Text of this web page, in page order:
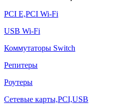
PCI E,PCI Wi-Fi
USB Wi-Fi
Коммутаторы Switch
Репитеры
Роутеры
Сетевые карты,PCI,USB